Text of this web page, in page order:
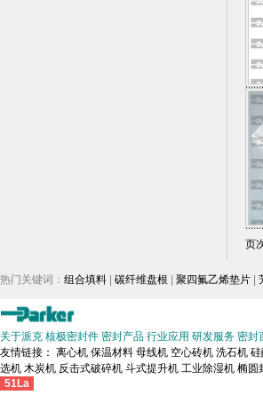
页
热门关键词： 组合填料 碳纤维盘根 聚四氟乙烯垫片
关于派克 核极密封件 密封产品 行业应用 研发服务 密封
友情链接： 离心机 保温材料 母线机 空心砖机 洗石机
选机 木炭机 反击式破碎机 斗式提升机 工业除湿机 椭圆
51La